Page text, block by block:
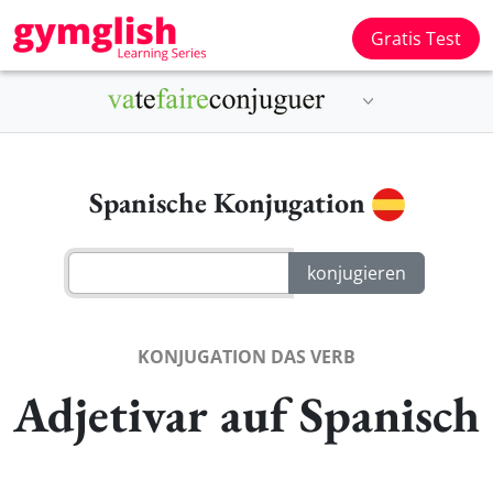
Gratis Test
Spanische Konjugation
KONJUGATION DAS VERB
Adjetivar auf Spanisch